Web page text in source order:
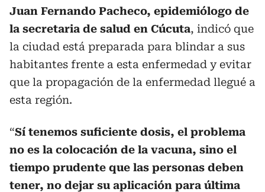
Juan Fernando Pacheco, epidemiólogo de
la secretaria de salud en Cúcuta, indicó que
la ciudad está preparada para blindar a sus
habitantes frente a esta enfermedad y evitar
que la propagación de la enfermedad llegué a
esta región.
“Sí tenemos suficiente dosis, el problema
no es la colocación de la vacuna, sino el
tiempo prudente que las personas deben
tener, no dejar su aplicación para última